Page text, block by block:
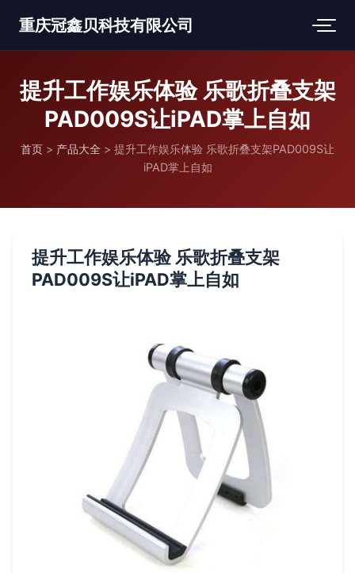
重庆冠鑫贝科技有限公司
提升工作娱乐体验 乐歌折叠支架
PAD009S让iPAD掌上自如
首页 > 产品大全 > 提升工作娱乐体验 乐歌折叠支架PAD009S让
iPAD掌上自如
提升工作娱乐体验 乐歌折叠支架
PAD009S让iPAD掌上自如